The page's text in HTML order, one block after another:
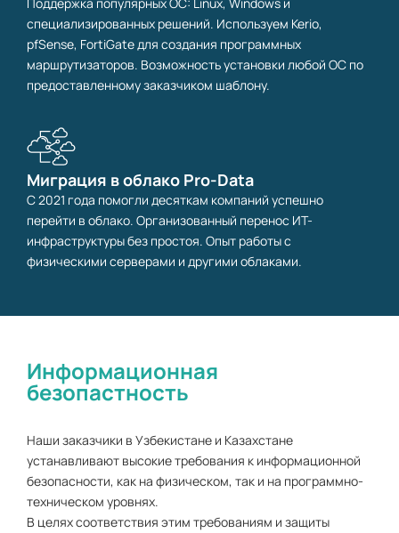
Поддержка популярных ОС: Linux, Windows и
специализированных решений. Используем Kerio,
pfSense, FortiGate для создания программных
маршрутизаторов. Возможность установки любой ОС по
предоставленному заказчиком шаблону.
Миграция в облако Pro-Data
С 2021 года помогли десяткам компаний успешно
перейти в облако. Организованный перенос ИТ-
инфраструктуры без простоя. Опыт работы с
физическими серверами и другими облаками.
Информационная
безопастность
Наши заказчики в Узбекистане и Казахстане
устанавливают высокие требования к информационной
безопасности, как на физическом, так и на программно-
техническом уровнях.
В целях соответствия этим требованиям и защиты